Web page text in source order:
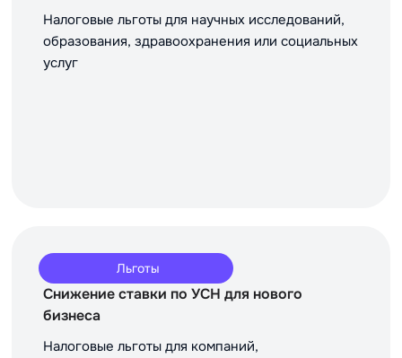
Налоговые льготы для научных исследований,
образования, здравоохранения или социальных
услуг
Льготы
Снижение ставки по УСН для нового
бизнеса
Налоговые льготы для компаний,